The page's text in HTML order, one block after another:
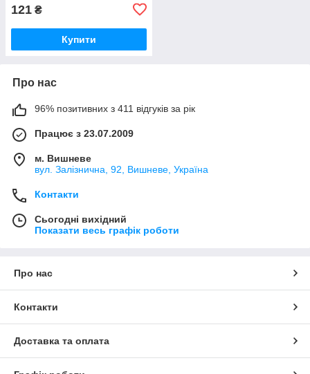
121 ₴
Купити
Про нас
96% позитивних з 411 відгуків за рік
Працює з 23.07.2009
м. Вишневе
вул. Залізнична, 92, Вишневе, Україна
Контакти
Сьогодні вихідний
Показати весь графік роботи
Про нас
Контакти
Доставка та оплата